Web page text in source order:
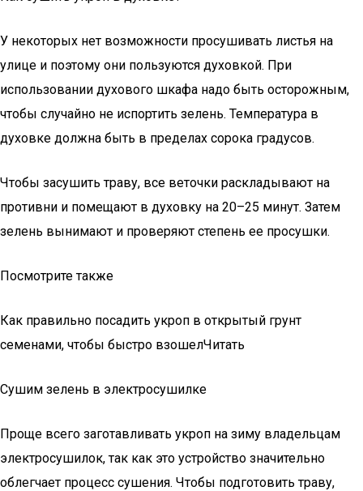
У некоторых нет возможности просушивать листья на
улице и поэтому они пользуются духовкой. При
использовании духового шкафа надо быть осторожным,
чтобы случайно не испортить зелень. Температура в
духовке должна быть в пределах сорока градусов.
Чтобы засушить траву, все веточки раскладывают на
противни и помещают в духовку на 20–25 минут. Затем
зелень вынимают и проверяют степень ее просушки.
Посмотрите также
Как правильно посадить укроп в открытый грунт
семенами, чтобы быстро взошелЧитать
Сушим зелень в электросушилке
Проще всего заготавливать укроп на зиму владельцам
электросушилок, так как это устройство значительно
облегчает процесс сушения. Чтобы подготовить траву,